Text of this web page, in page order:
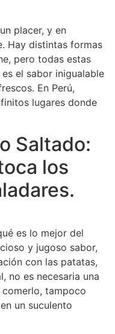
placer, y en
Hay distintas formas
pero todas estas
el sabor inigualable
En Perú,
lugares donde
Saltado:
los
es lo mejor del
y jugoso sabor,
con las patatas,
no es necesaria una
tampoco
un suculento